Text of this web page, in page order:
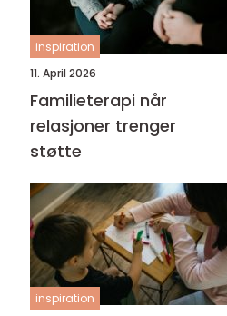
inspiration
11. April 2026
Familieterapi når
relasjoner trenger
støtte
inspiration